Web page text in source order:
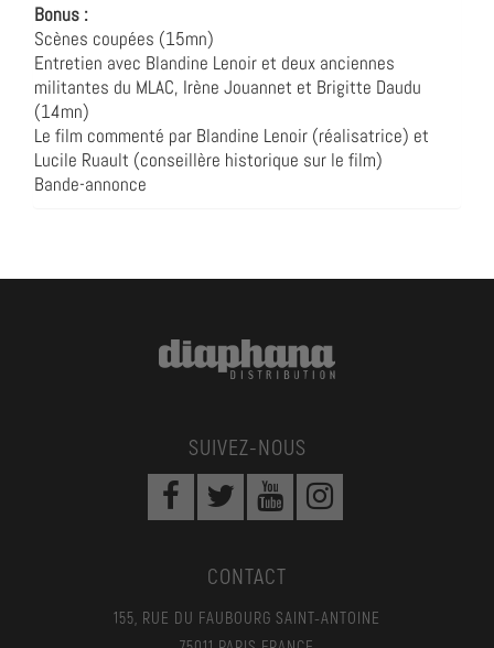
Bonus :
Scènes coupées (15mn)
Entretien avec Blandine Lenoir et deux anciennes
militantes du MLAC, Irène Jouannet et Brigitte Daudu
(14mn)
Le film commenté par Blandine Lenoir (réalisatrice) et
Lucile Ruault (conseillère historique sur le film)
Bande-annonce
SUIVEZ-NOUS
CONTACT
155, RUE DU FAUBOURG SAINT-ANTOINE